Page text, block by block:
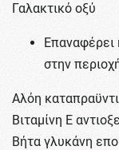
Γαλακτικό οξύ
Επαναφέρει
στην
Αλόη
Βιταμίνη Ε
Βήτα γλυκάνη